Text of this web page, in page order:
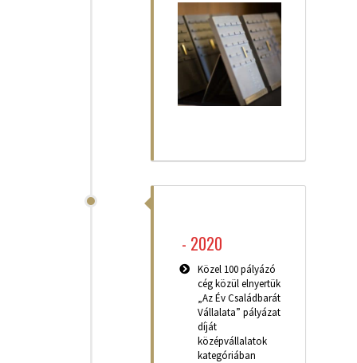
- 2020
Közel 100 pályázó
cég közül elnyertük
„Az Év Családbarát
Vállalata” pályázat
díját
középvállalatok
kategóriában